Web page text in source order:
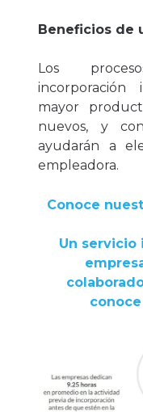
Beneficios de
Los
mayor
nuevos, y
ayudarán a
empleadora.
Conoce
Un servicio
conoce